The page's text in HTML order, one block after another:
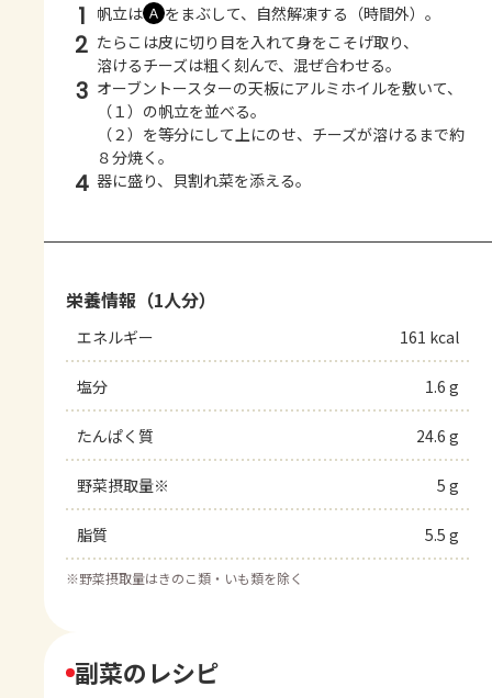
1 帆立は Ａ をまぶして、自然解凍する（時間外）。
2 たらこは皮に切り目を入れて身をこそげ取り、
溶けるチーズは粗く刻んで、混ぜ合わせる。
3 オーブントースターの天板にアルミホイルを敷いて、
（１）の帆立を並べる。
（２）を等分にして上にのせ、チーズが溶けるまで約
８分焼く。
4 器に盛り、貝割れ菜を添える。
栄養情報（1人分）
エネルギー 161 kcal
塩分 1.6 g
たんぱく質 24.6 g
野菜摂取量※ 5 g
脂質 5.5 g
※野菜摂取量はきのこ類・いも類を除く
副菜のレシピ